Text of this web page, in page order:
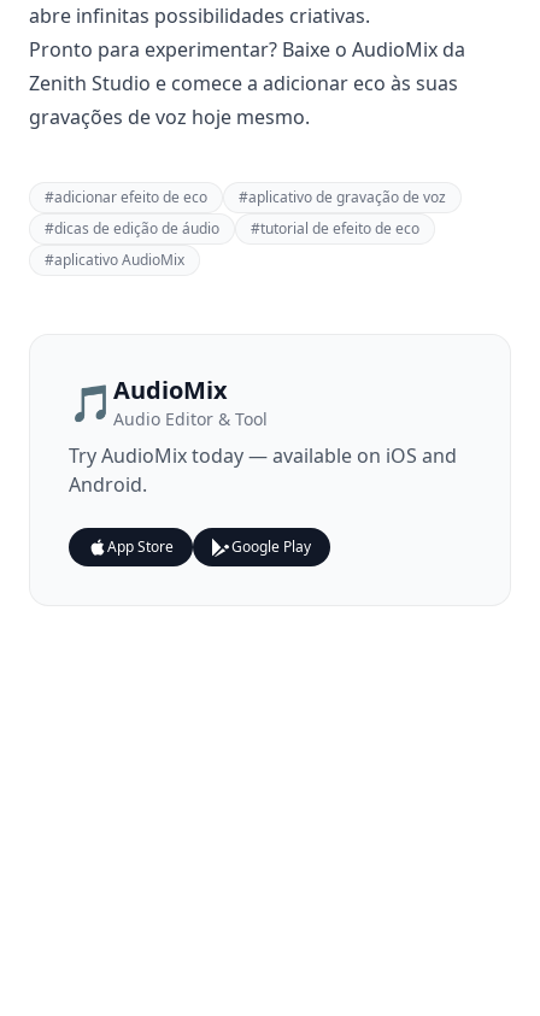
abre infinitas possibilidades criativas.
Pronto para experimentar? Baixe o AudioMix da
Zenith Studio e comece a adicionar eco às suas
gravações de voz hoje mesmo.
#adicionar efeito de eco #aplicativo de gravação de voz
#dicas de edição de áudio #tutorial de efeito de eco
#aplicativo AudioMix
🎵 AudioMix
Audio Editor & Tool
TryAudioMixtoday — available on iOS and
Android.
App Store Google Play